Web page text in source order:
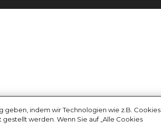
indem wir Technologien wie z.B. Cookies
werden. Wenn Sie auf „Alle Cookies